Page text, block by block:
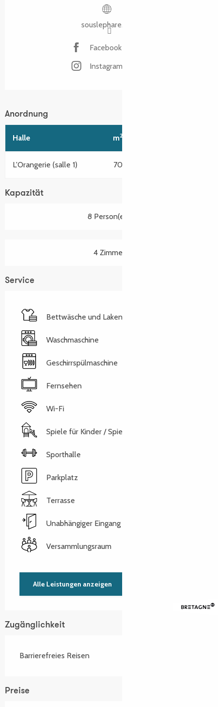
souslephare.com
Facebook Seite
Instagram Seite
Anordnung
Halle m2
L'Orangerie (salle 1) 70
Kapazität
8 Person(en)
4 Zimmer
Service
Bettwäsche und Laken
Waschmaschine
Geschirrspülmaschine
Fernsehen
Wi-Fi
Spiele für Kinder / Spielplatz
Sporthalle
Parkplatz
Terrasse
Unabhängiger Eingang
Versammlungsraum
Alle Leistungen anzeigen
Zugänglichkeit
Barrierefreies Reisen
Preise